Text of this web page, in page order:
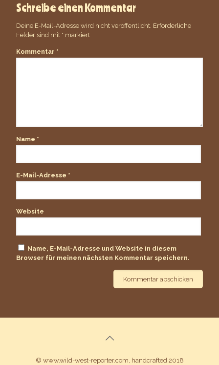
Schreibe einen Kommentar
Deine E-Mail-Adresse wird nicht veröffentlicht. Erforderliche
Felder sind mit * markiert
Kommentar *
Name *
E-Mail-Adresse *
Website
Name, E-Mail-Adresse und Website in diesem
Browser für meinen nächsten Kommentar speichern.
© www.wild-west-reporter.com, handcrafted 2018